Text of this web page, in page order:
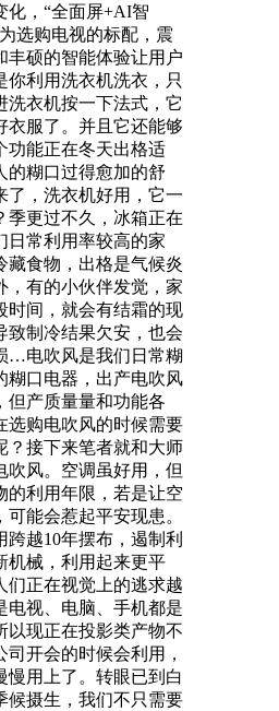
化，“全面屏+AI智
选购电视的标配，震
丰硕的智能体验让用户
你利用洗衣机洗衣，只
洗衣机按一下法式，它
衣服了。并且它还能够
功能正在冬天出格适
的糊口过得愈加的舒
了，洗衣机好用，它一
季更过不久，冰箱正在
日常利用率较高的家
藏食物，出格是气候炎
，有的小伙伴发觉，家
时间，就会有结霜的现
致制冷结果欠安，也会
…电吹风是我们日常糊
糊口电器，出产电吹风
但产质量量和功能各
选购电吹风的时候需要
？接下来笔者就和大师
吹风。空调虽好用，但
的利用年限，若是让空
能会惹起平安现患。
跨越10年摆布，遏制利
机械，利用起来更平
们正在视觉上的逃求越
电视、电脑、手机都是
以现正在投影类产物不
开会的时候会利用，
慢用上了。转眼已到白
候摄生，我们不只需要